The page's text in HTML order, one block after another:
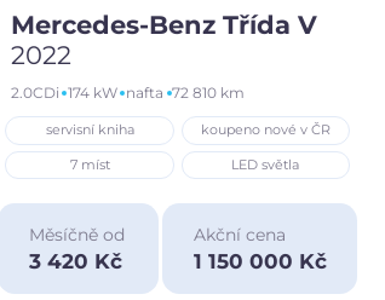
Mercedes-Benz Třída V
2022
2.0CDi 174 kW nafta 72 810 km
servisní kniha koupeno nové v ČR
7 míst LED světla
Měsíčně od
3 420 Kč
Akční cena
1 150 000 Kč